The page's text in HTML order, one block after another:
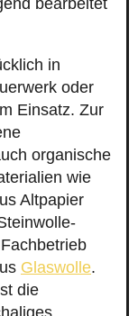
bearbeitet
in
oder
Einsatz. Zur
organische
wie
Altpapier
Glaswolle.
die